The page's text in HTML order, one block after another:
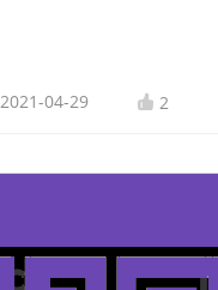
2021-04-29 2